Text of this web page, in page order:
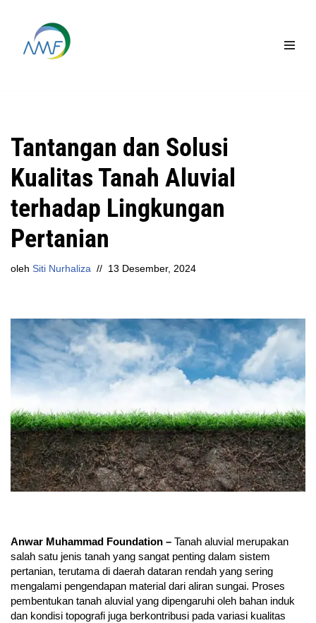
Lompat
Tantangan dan Solusi
Kualitas Tanah Aluvial
terhadap Lingkungan
Pertanian
oleh Siti Nurhaliza 13 Desember, 2024
Anwar Muhammad Foundation – Tanah aluvial merupakan
salah satu jenis tanah yang sangat penting dalam sistem
pertanian, terutama di daerah dataran rendah yang sering
mengalami pengendapan material dari aliran sungai. Proses
pembentukan tanah aluvial yang dipengaruhi oleh bahan induk
dan kondisi topografi juga berkontribusi pada variasi kualitas